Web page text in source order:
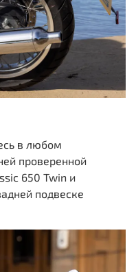
в любом
проверенной
650 Twin и
подвеске